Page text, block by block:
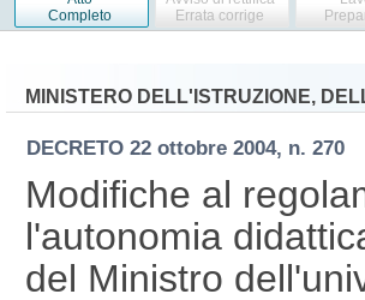
Completo
Errata corrige
MINISTERO DELL'ISTRUZIONE,
DECRETO 22 ottobre 2004, n. 270
Modifiche al
l'autonomia
del Ministro